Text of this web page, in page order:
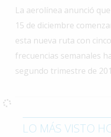
Arte
y
Espectáculos
Policiales
Clasificados
La aerolínea anunció
15 de diciembre
esta nueva ruta con cinco
frecuencias semanales
segundo trimestre de
LO MÁS VISTO